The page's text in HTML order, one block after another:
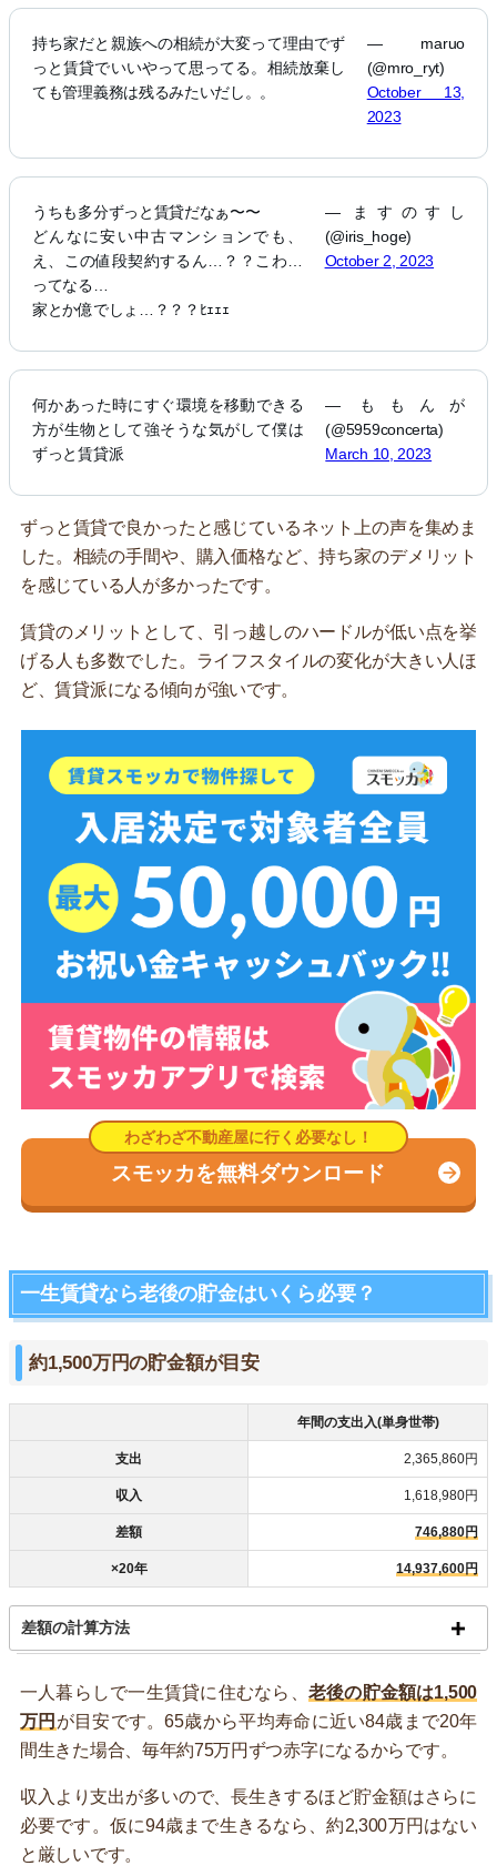
持ち家だと親族への相続が大変って理由でず
っと賃貸でいいやって思ってる。相続放棄し
ても管理義務は残るみたいだし。。
— maruo
(@mro_ryt)
October 13,
2023
うちも多分ずっと賃貸だなぁ〜〜
どんなに安い中古マンションでも、
え、この値段契約するん…？？こわ…
ってなる…
家とか億でしょ…？？？ﾋｪｪｪ
— ますのすし
(@iris_hoge)
October 2, 2023
何かあった時にすぐ環境を移動できる
方が生物として強そうな気がして僕は
ずっと賃貸派
— ももんが
(@5959concerta)
March 10, 2023
ずっと賃貸で良かったと感じているネット上の声を集めま
した。相続の手間や、購入価格など、持ち家のデメリット
を感じている人が多かったです。
賃貸のメリットとして、引っ越しのハードルが低い点を挙
げる人も多数でした。ライフスタイルの変化が大きい人ほ
ど、賃貸派になる傾向が強いです。
スモッカを無料ダウンロード
一生賃貸なら老後の貯金はいくら必要？
約1,500万円の貯金額が目安
年間の支出入(単身世帯)
支出 2,365,860円
収入 1,618,980円
差額 746,880円
×20年 14,937,600円
差額の計算方法
一人暮らしで一生賃貸に住むなら、 老後の貯金額は1,500
万円 が目安です。65歳から平均寿命に近い84歳まで20年
間生きた場合、毎年約75万円ずつ赤字になるからです。
収入より支出が多いので、長生きするほど貯金額はさらに
必要です。仮に94歳まで生きるなら、約2,300万円はない
と厳しいです。